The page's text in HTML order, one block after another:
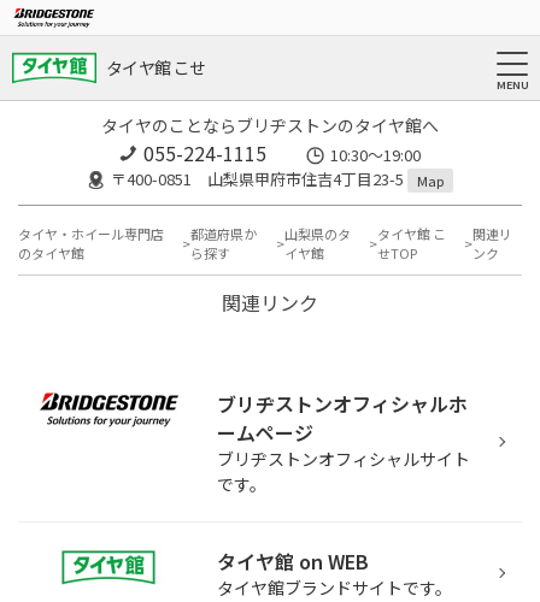
タイヤ館 こせ
タイヤのことならブリヂストンのタイヤ館へ
055-224-1115
10:30～19:00
〒400-0851 山梨県甲府市住吉4丁目23-5
Map
タイヤ・ホイール専門店
のタイヤ館
都道府県か
ら探す
山梨県のタ
イヤ館
タイヤ館 こ
せTOP
関連リ
ンク
関連リンク
ブリヂストンオフィシャルホ
ームページ
ブリヂストンオフィシャルサイト
です。
タイヤ館 on WEB
タイヤ館ブランドサイトです。